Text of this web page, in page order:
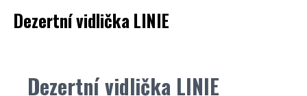
Dezertní vidlička LINIE
Dezertní vidlička LINIE